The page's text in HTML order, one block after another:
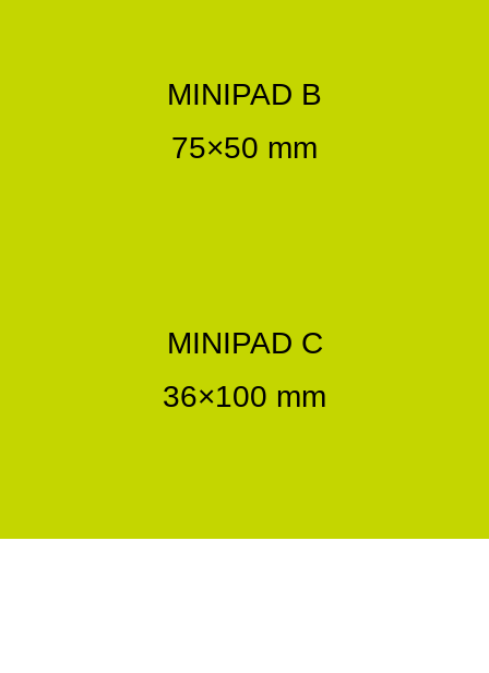
MINIPAD B
75×50 mm
MINIPAD C
36×100 mm